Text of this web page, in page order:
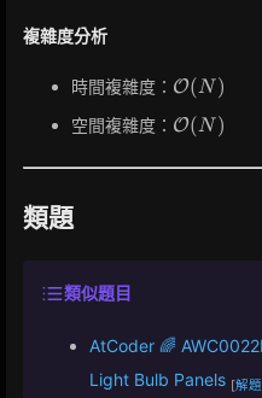
複雜度分析
時間複雜度：
(N)
O(N )
空間複雜度：
(N)
O(N )
類題
類似題目
AtCoder 🌈
Light Bulb Panels [解